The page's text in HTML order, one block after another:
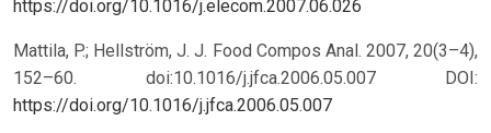
https://doi.org/10.1016/j.elecom.2007.06.026
Mattila, P.; Hellström, J. J. Food Compos Anal. 2007, 20(3–4),
152–60. doi:10.1016/j.jfca.2006.05.007 DOI:
https://doi.org/10.1016/j.jfca.2006.05.007